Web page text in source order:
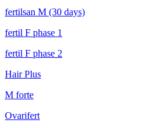
fertilsan M (30 days)
fertil F phase 1
fertil F phase 2
Hair Plus
M forte
Ovarifert